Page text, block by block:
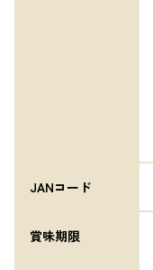
JANコード
賞味期限